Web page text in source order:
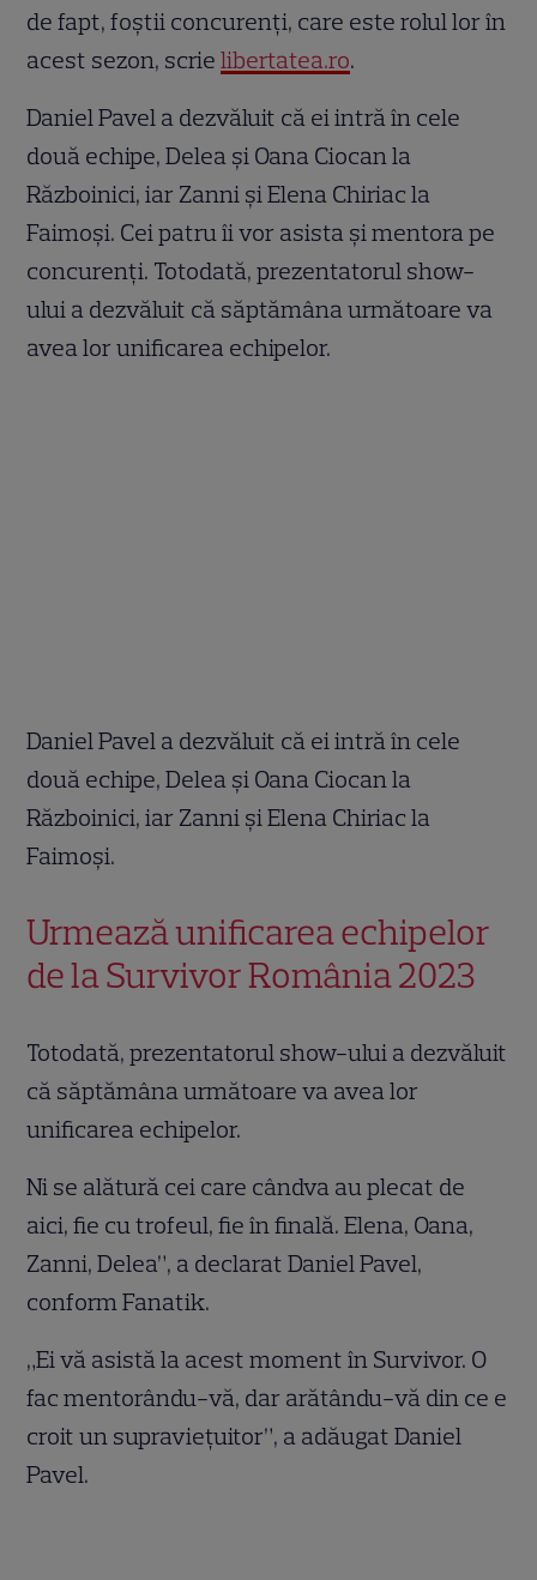
de fapt, foștii concurenți, care este rolul lor în
acest sezon, scrielibertatea.ro.
Daniel Pavel a dezvăluit că ei intră în cele
două echipe, Delea și Oana Ciocan la
Războinici, iar Zanni și Elena Chiriac la
Faimoși. Cei patru îi vor asista și mentora pe
concurenți. Totodată, prezentatorul show-
ului a dezvăluit că săptămâna următoare va
avea lor unificarea echipelor.
Daniel Pavel a dezvăluit că ei intră în cele
două echipe, Delea și Oana Ciocan la
Războinici, iar Zanni și Elena Chiriac la
Faimoși.
Urmează unificarea echipelor
de la Survivor România 2023
Totodată, prezentatorul show-ului a dezvăluit
că săptămâna următoare va avea lor
unificarea echipelor.
Ni se alătură cei care cândva au plecat de
aici, fie cu trofeul, fie în finală. Elena, Oana,
Zanni, Delea”, a declarat Daniel Pavel,
conform Fanatik.
„Ei vă asistă la acest moment în Survivor. O
fac mentorându-vă, dar arătându-vă din ce e
croit un supraviețuitor”, a adăugat Daniel
Pavel.